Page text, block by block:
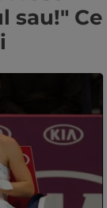
sau!" Ce